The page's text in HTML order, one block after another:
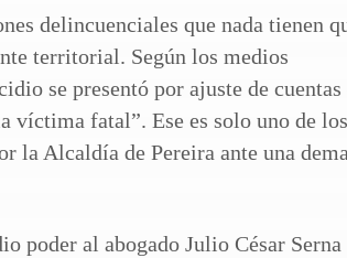
delincuenciales que nada tienen
territorial. Según los medios
se presentó por ajuste de cuentas
víctima fatal”. Ese es solo uno de los
la Alcaldía de Pereira ante una
poder al abogado Julio César Serna